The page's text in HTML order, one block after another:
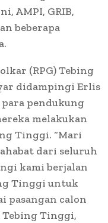
AMPI, GRIB,
beberapa
(RPG) Tebing
didampingi Erlis
pendukung
melakukan
Tinggi. “Mari
dari seluruh
kami berjalan
Tinggi untuk
pasangan calon
Tebing Tinggi,